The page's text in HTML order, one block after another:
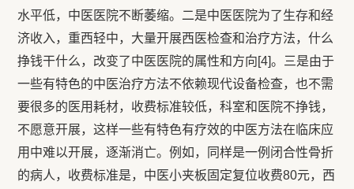
水平低，中医医院不断萎缩。二是中医医院为了生存和经
济收入，重西轻中，大量开展西医检查和治疗方法，什么
挣钱干什么，改变了中医医院的属性和方向[4]。三是由于
一些有特色的中医治疗方法不依赖现代设备检查，也不需
要很多的医用耗材，收费标准较低，科室和医院不挣钱，
不愿意开展，这样一些有特色有疗效的中医方法在临床应
用中难以开展，逐渐消亡。例如，同样是一例闭合性骨折
的病人，收费标准是，中医小夹板固定复位收费80元，西